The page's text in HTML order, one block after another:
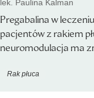
lek. Paulina Kalman
Pregabalina w
pacjentów z rakiem
neuromodulacja ma
Rak płuca